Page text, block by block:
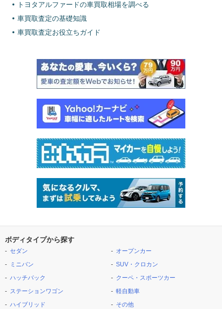
トヨタアルファードの車買取相場を調べる
車買取査定の基礎知識
車買取査定お役立ちガイド
ボディタイプから探す
セダン
ミニバン
ハッチバック
ステーションワゴン
ハイブリッド
オープンカー
SUV・クロカン
クーペ・スポーツカー
軽自動車
その他